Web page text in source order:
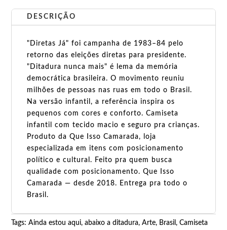
DESCRIÇÃO
"Diretas Já" foi campanha de 1983–84 pelo
retorno das eleições diretas para presidente.
"Ditadura nunca mais" é lema da memória
democrática brasileira. O movimento reuniu
milhões de pessoas nas ruas em todo o Brasil.
Na versão infantil, a referência inspira os
pequenos com cores e conforto. Camiseta
infantil com tecido macio e seguro pra crianças.
Produto da Que Isso Camarada, loja
especializada em itens com posicionamento
político e cultural. Feito pra quem busca
qualidade com posicionamento. Que Isso
Camarada — desde 2018. Entrega pra todo o
Brasil.
Tags:Ainda estou aqui, abaixo a ditadura,Arte, Brasil,Camiseta